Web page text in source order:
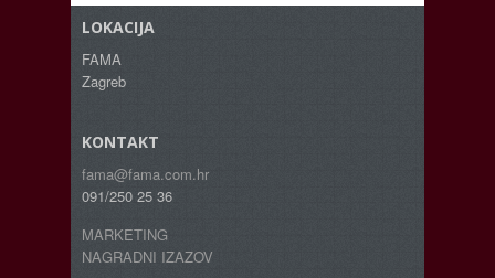
LOKACIJA
FAMA
Zagreb
KONTAKT
fama@fama.com.hr
091/250 25 36
MARKETING
NAGRADNI IZAZOV